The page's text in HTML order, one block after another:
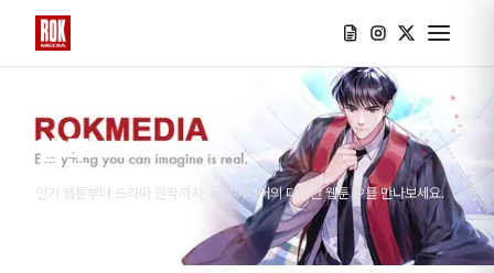
웹툰
인기 웹툰부터 드라마 원작까지, 로크미디어의 다양한 웹툰 IP를 만나보세요.